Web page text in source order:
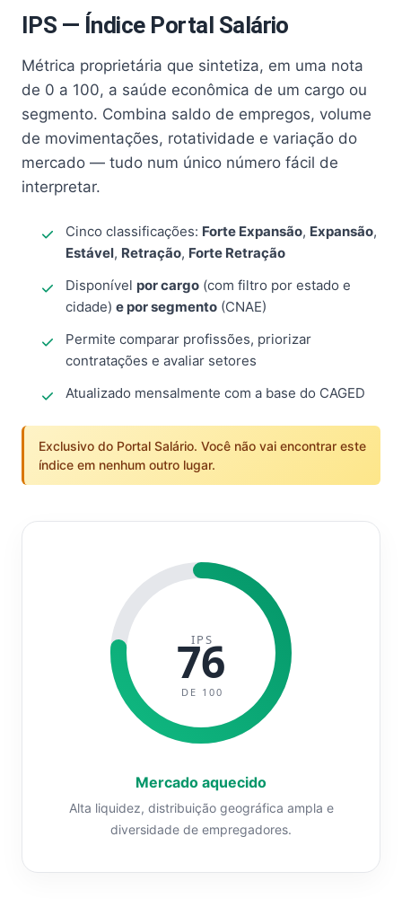
IPS — Índice Portal Salário
Métrica proprietária que sintetiza, em uma nota
de 0 a 100, a saúde econômica de um cargo ou
segmento. Combina saldo de empregos, volume
de movimentações, rotatividade e variação do
mercado — tudo num único número fácil de
interpretar.
Cinco classificações: Forte Expansão, Expansão,
Estável, Retração, Forte Retração
Disponível por cargo (com filtro por estado e
cidade) e por segmento (CNAE)
Permite comparar profissões, priorizar
contratações e avaliar setores
Atualizado mensalmente com a base do CAGED
Exclusivo do Portal Salário. Você não vai encontrar este
índice em nenhum outro lugar.
IPS
76
DE 100
Mercado aquecido
Alta liquidez, distribuição geográfica ampla e
diversidade de empregadores.